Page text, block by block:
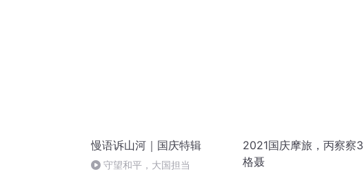
慢语诉山河｜国庆特辑
守望和平，大国担当
2021国庆摩旅，丙察察
格聂